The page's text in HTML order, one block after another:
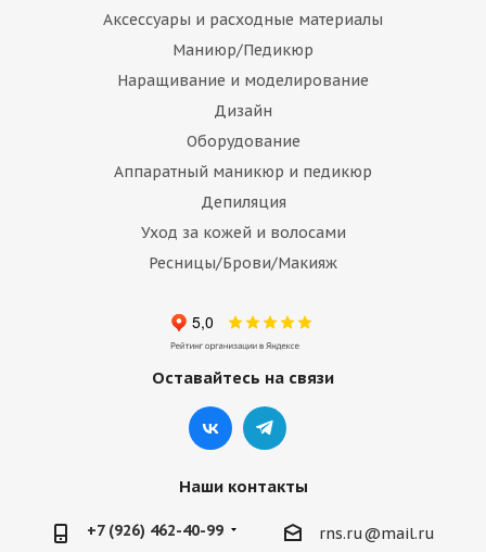
Аксессуары и расходные материалы
Маниюр/Педикюр
Наращивание и моделирование
Дизайн
Оборудование
Аппаратный маникюр и педикюр
Депиляция
Уход за кожей и волосами
Ресницы/Брови/Макияж
Оставайтесь на связи
Наши контакты
+7 (926) 462-40-99 rns.ru@mail.ru